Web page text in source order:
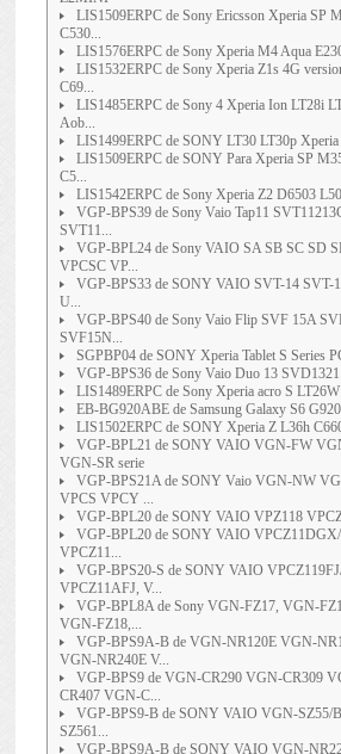
LIS1509ERPC de Sony Ericsson Xperia SP
C530...
LIS1576ERPC de Sony Xperia M4 Aqua
LIS1532ERPC de Sony Xperia Z1s 4G
C69...
LIS1485ERPC de Sony 4 Xperia Ion LT28i
Aob...
LIS1499ERPC de SONY LT30 LT30p
LIS1509ERPC de SONY Para Xperia SP
C5...
LIS1542ERPC de Sony Xperia Z2 D6503
VGP-BPS39 de Sony Vaio Tap11
SVT11...
VGP-BPL24 de Sony VAIO SA SB SC SD
VPCSC VP...
VGP-BPS33 de SONY VAIO SVT-14 SVT-
U...
VGP-BPS40 de Sony Vaio Flip SVF 15A
SVF15N...
SGPBP04 de SONY Xperia Tablet S Series
VGP-BPS36 de Sony Vaio Duo 13
LIS1489ERPC de Sony Xperia acro S LT26W
EB-BG920ABE de Samsung Galaxy S6
LIS1502ERPC de SONY Xperia Z L36h
VGP-BPL21 de SONY VAIO VGN-FW
VGN-SR serie
VGP-BPS21A de SONY Vaio VGN-NW
VPCS VPCY ...
VGP-BPL20 de SONY VAIO VPZ118
VGP-BPL20 de SONY VAIO
VPCZ11...
VGP-BPS20-S de SONY VAIO
VPCZ11AFJ, V...
VGP-BPL8A de Sony VGN-FZ17, VGN-
VGN-FZ18,...
VGP-BPS9A-B de VGN-NR120E VGN-
VGN-NR240E V...
VGP-BPS9 de VGN-CR290 VGN-CR309
CR407 VGN-C...
VGP-BPS9-B de SONY VAIO VGN-SZ55/
SZ561...
VGP-BPS9A-B de SONY VAIO VGN-